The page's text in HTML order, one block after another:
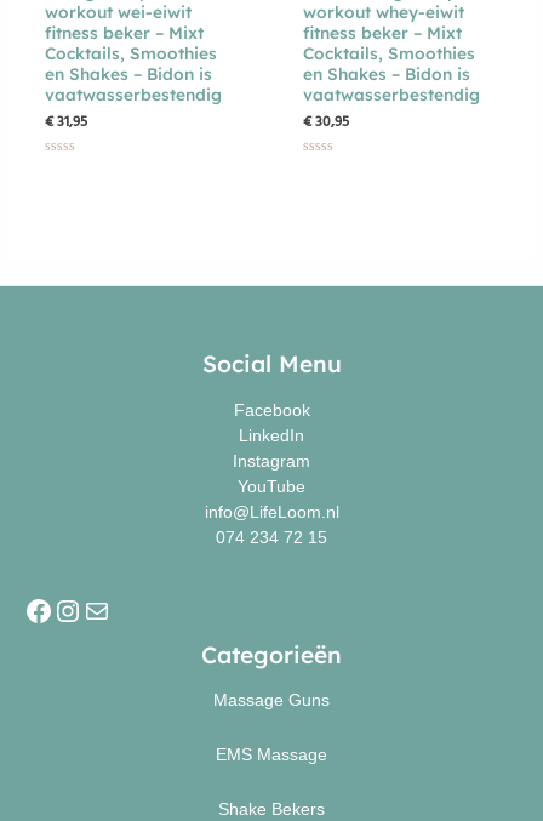
workout wei-eiwit
fitness beker – Mixt
Cocktails, Smoothies
en Shakes – Bidon is
vaatwasserbestendig
€31,95
workout whey-eiwit
fitness beker – Mixt
Cocktails, Smoothies
en Shakes – Bidon is
vaatwasserbestendig
€30,95
Social Menu
Facebook
LinkedIn
Instagram
YouTube
info@LifeLoom.nl
074 234 72 15
Categorieën
Massage Guns
EMS Massage
Shake Bekers